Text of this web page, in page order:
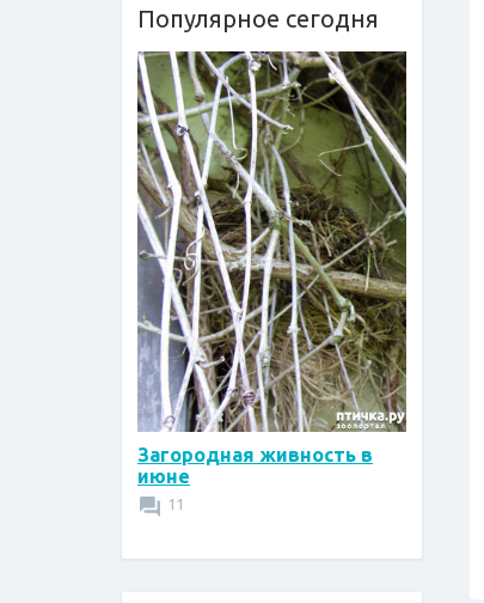
Популярное сегодня
Загородная живность в
июне
11